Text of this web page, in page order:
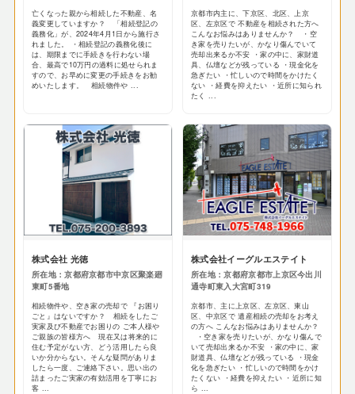
亡くなった親から相続した不動産、名
義変更していますか？ 「相続登記の
義務化」が、2024年4月1日から施行さ
れました。 ・相続登記の義務化後に
は、期限までに手続きを行わない場
合、最高で10万円の過料に処せられま
すので、お早めに変更の手続きをお勧
めいたします。 相続物件や ...
京都市内主に、下京区、北区、上京
区、左京区で 不動産を相続された方へ
こんなお悩みはありませんか？ ・空
き家を売りたいが、かなり傷んでいて
売却出来るか不安 ・家の中に、家財道
具、仏壇などが残っている ・現金化を
急ぎたい ・忙しいので時間をかけたく
ない ・経費を抑えたい ・近所に知られ
たく ...
株式会社 光徳
所在地：京都府京都市中京区聚楽廻
東町5番地
相続物件や、空き家の売却で 『お困り
ごと』はないですか？ 相続をしたご
実家及び不動産でお困りの ご本人様や
ご親族の皆様方へ 現在又は将来的に
住む予定がない方、どう活用したら良
いか分からない。そんな疑問がありま
したら一度、ご連絡下さい。思い出の
詰まったご実家の有効活用を丁寧にお
客 ...
株式会社イーグルエステイト
所在地：京都府京都市上京区今出川
通寺町東入大宮町319
京都市、主に上京区、左京区、東山
区、中京区で 遺産相続の売却をお考え
の方へ こんなお悩みはありませんか？
・空き家を売りたいが、かなり傷んで
いて売却出来るか不安 ・家の中に、家
財道具、仏壇などが残っている ・現金
化を急ぎたい ・忙しいので時間をかけ
たくない ・経費を抑えたい ・近所に知
ら ...